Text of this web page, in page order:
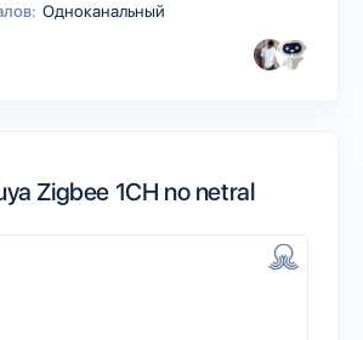
Одноканальный
Zigbee 1CH no netral